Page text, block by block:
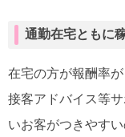
通勤在宅ともに
在宅の方が報酬率
接客アドバイス等
いお客がつきやす